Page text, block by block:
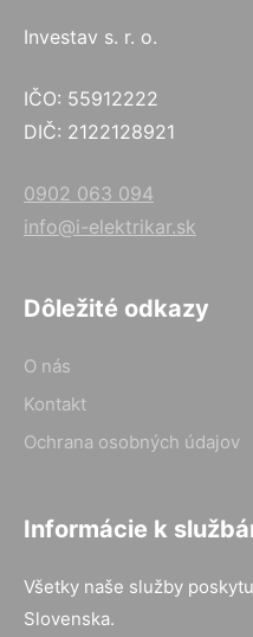
Investav s. r. o.
IČO: 55912222
DIČ: 2122128921
0902 063 094
info@i-elektrikar.sk
Dôležité odkazy
O nás
Kontakt
Ochrana osobných údajov
Informácie k
Všetky naše služby
Slovenska.